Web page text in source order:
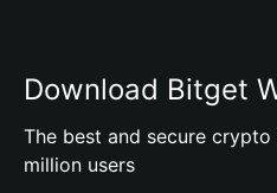
Download Bitget
The best and secure
million users